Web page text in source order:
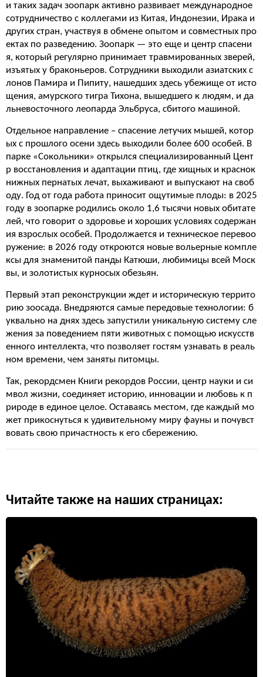
и таких задач зоопарк активно развивает международное
сотрудничество с коллегами из Китая, Индонезии, Ирака и
других стран, участвуя в обмене опытом и совместных про
ектах по разведению. Зоопарк — это еще и центр спасени
я, который регулярно принимает травмированных зверей,
изъятых у браконьеров. Сотрудники выходили азиатских с
лонов Памира и Пипиту, нашедших здесь убежище от исто
щения, амурского тигра Тихона, вышедшего к людям, и да
льневосточного леопарда Эльбруса, сбитого машиной.
Отдельное направление – спасение летучих мышей, котор
ых с прошлого осени здесь выходили более 600 особей. В
парке «Сокольники» открылся специализированный Цент
р восстановления и адаптации птиц, где хищных и краснок
нижных пернатых лечат, выхаживают и выпускают на своб
оду. Год от года работа приносит ощутимые плоды: в 2025
году в зоопарке родились около 1,6 тысячи новых обитате
лей, что говорит о здоровье и хороших условиях содержан
ия взрослых особей. Продолжается и техническое перевоо
ружение: в 2026 году откроются новые вольерные компле
ксы для знаменитой панды Катюши, любимицы всей Моск
вы, и золотистых курносых обезьян.
Первый этап реконструкции ждет и историческую террито
рию зоосада. Внедряются самые передовые технологии: б
уквально на днях здесь запустили уникальную систему сле
жения за поведением пяти животных с помощью искусств
енного интеллекта, что позволяет гостям узнавать в реаль
ном времени, чем заняты питомцы.
Так, рекордсмен Книги рекордов России, центр науки и си
мвол жизни, соединяет историю, инновации и любовь к п
рироде в единое целое. Оставаясь местом, где каждый мо
жет прикоснуться к удивительному миру фауны и почувст
вовать свою причастность к его сбережению.
Читайте также на наших страницах: